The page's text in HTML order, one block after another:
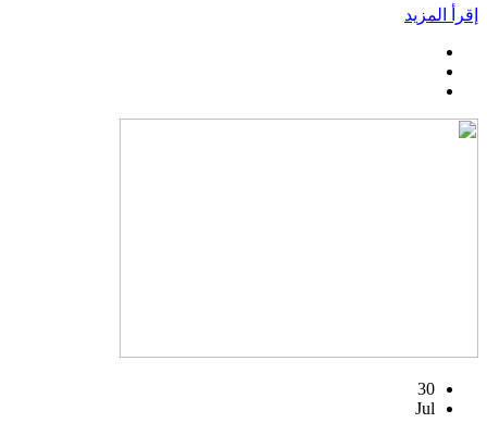
إقرأ المزيد
30
Jul